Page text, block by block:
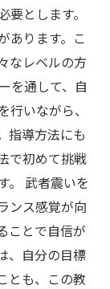
とします。
あります。こ
なレベルの方
を通して、自
いながら、
指導方法にも
で初めて挑戦
。 武者震いを
ンス感覚が向
ことで自信が
、自分の目標
とも、この教